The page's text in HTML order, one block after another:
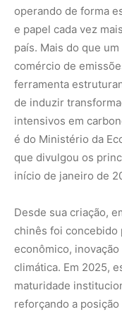
operando de forma
e papel cada vez
país. Mais do que
comércio de
ferramenta
de induzir
intensivos em
é do Ministério da
que divulgou os
início de janeiro de
Desde sua criação,
chinês foi concebido
econômico,
climática. Em 2025,
maturidade
reforçando a